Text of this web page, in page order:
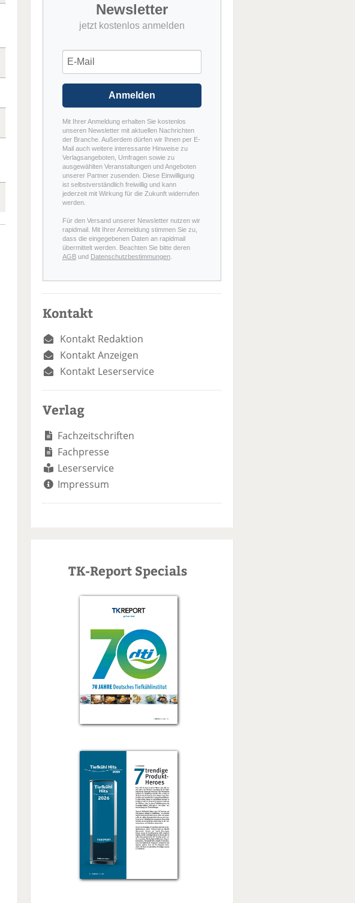
Newsletter
jetzt kostenlos anmelden
Anmelden
Mit Ihrer Anmeldung erhalten Sie kostenlos
unseren Newsletter mit aktuellen Nachrichten
der Branche. Außerdem dürfen wir Ihnen per E-
Mail auch weitere interessante Hinweise zu
Verlagsangeboten, Umfragen sowie zu
ausgewählten Veranstaltungen und Angeboten
unserer Partner zusenden. Diese Einwilligung
ist selbstverständlich freiwillig und kann
jederzeit mit Wirkung für die Zukunft widerrufen
werden.
Für den Versand unserer Newsletter nutzen wir
rapidmail. Mit Ihrer Anmeldung stimmen Sie zu,
dass die eingegebenen Daten an rapidmail
übermittelt werden. Beachten Sie bitte deren
AGB und Datenschutzbestimmungen
Kontakt
Kontakt Redaktion
Kontakt Anzeigen
Kontakt Leserservice
Verlag
Fachzeitschriften
Fachpresse
Leserservice
Impressum
TK-Report Specials